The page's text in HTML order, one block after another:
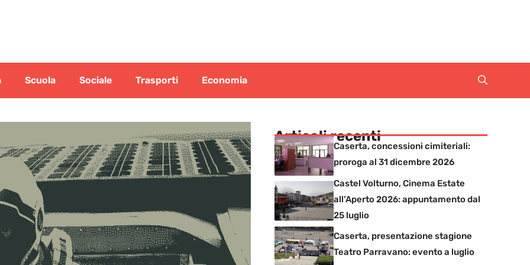
Scuola Sociale Trasporti Economia
Articoli recenti
Caserta, concessioni cimiteriali:
proroga al 31 dicembre 2026
Castel Volturno, Cinema Estate
all’Aperto 2026: appuntamento dal
25 luglio
Caserta, presentazione stagione
Teatro Parravano: evento a luglio